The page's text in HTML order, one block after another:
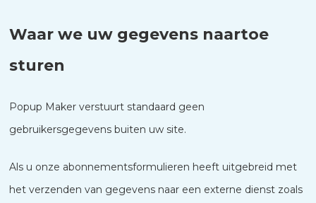
Waar we uw gegevens naartoe
sturen
Popup Maker verstuurt standaard geen
gebruikersgegevens buiten uw site.
Als u onze abonnementsformulieren heeft uitgebreid met
het verzenden van gegevens naar een externe dienst zoals
日本語
Polski